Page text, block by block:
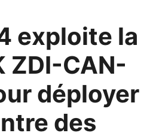
exploite la
ZDI-CAN-
déployer
des